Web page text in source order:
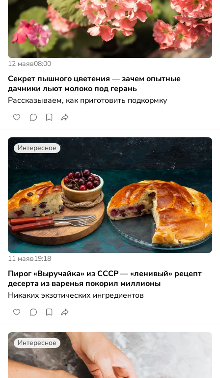
12 маяв08:00
Секрет пышного цветения — зачем опытные
дачники льют молоко под герань
Рассказываем, как приготовить подкормку
Интересное
11 маяв19:18
Пирог «Выручайка» из СССР — «ленивый» рецепт
десерта из варенья покорил миллионы
Никаких экзотических ингредиентов
Интересное